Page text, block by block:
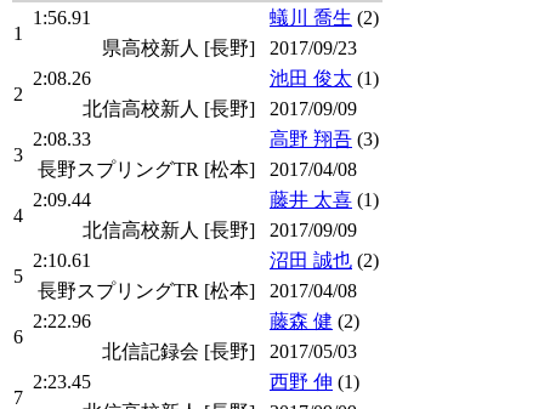
1
1:56.91 蟻川 喬生 (2)
県高校新人 [長野]
2017/09/23
2
2:08.26 池田 俊太 (1)
北信高校新人 [長野]
2017/09/09
3
2:08.33 高野 翔吾 (3)
長野スプリングTR [松本]
2017/04/08
4
2:09.44 藤井 太喜 (1)
北信高校新人 [長野]
2017/09/09
5
2:10.61 沼田 誠也 (2)
長野スプリングTR [松本]
2017/04/08
6
2:22.96 藤森 健 (2)
北信記録会 [長野]
2017/05/03
7
2:23.45 西野 伸 (1)